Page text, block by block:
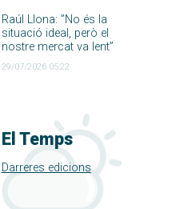
Raúl Llona: ”No és la
situació ideal, però el
nostre mercat va lent”
29/07/2026 05:22
El Temps
Darreres edicions